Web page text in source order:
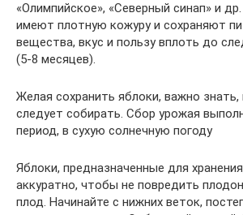
«Олимпийское», «Северный синап» и
имеют плотную кожуру и сохраняют
вещества, вкус и пользу вплоть до
(5-8 месяцев).
Желая сохранить яблоки, важно знать,
следует собирать. Сбор урожая
период, в сухую солнечную погоду
Яблоки, предназначенные для
аккуратно, чтобы не повредить
плод. Начинайте с нижних веток,